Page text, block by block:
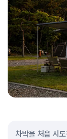
차박을 처음 시